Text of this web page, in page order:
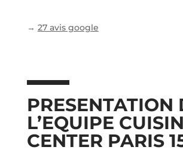
→ 27 avis google
PRESENTATION
L’EQUIPE
CENTER PARIS